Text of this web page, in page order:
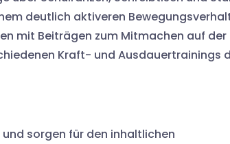
deutlich aktiveren
mit Beiträgen zum Mitmachen auf der
Kraft- und Ausdauertrainings
sorgen für den inhaltlichen